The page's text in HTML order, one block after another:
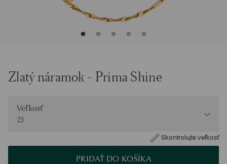
Zlatý náramok - Prima Shine
Veľkosť
23
Skontrolujte veľkosť
PRIDAŤ DO KOŠÍKA